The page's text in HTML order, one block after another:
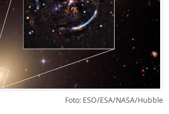
Foto: ESO/ESA/NASA/Hubble